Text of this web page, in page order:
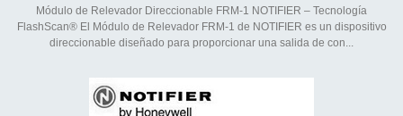
Módulo de Relevador Direccionable FRM-1 NOTIFIER – Tecnología
FlashScan® El Módulo de Relevador FRM-1 de NOTIFIER es un dispositivo
direccionable diseñado para proporcionar una salida de con...